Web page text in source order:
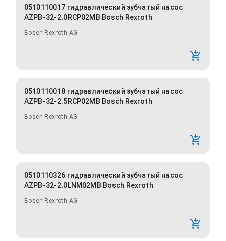
0510110017 гидравлический зубчатый насос
AZPB-32-2.0RCP02MB Bosch Rexroth
Bosch Rexroth AG
0510110018 гидравлический зубчатый насос
AZPB-32-2.5RCP02MB Bosch Rexroth
Bosch Rexroth AG
0510110326 гидравлический зубчатый насос
AZPB-32-2.0LNM02MB Bosch Rexroth
Bosch Rexroth AG